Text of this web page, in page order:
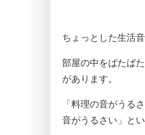
ちょっとした生活
部屋の中をばたば
があります。
「料理の音がうる
音がうるさい」と